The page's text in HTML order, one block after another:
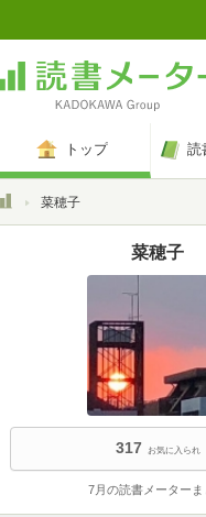
トップ 読
トップ菜穂子
菜穂子
317 お気に入られ
7月の読書メーターま